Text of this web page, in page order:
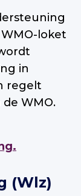
loket
in
regelt
WMO.
(Wlz)